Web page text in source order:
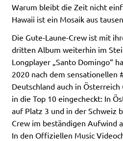
Warum bleibt die Zeit nicht
Hawaii ist ein Mosaik aus
Die Gute-Laune-Crew ist mit
dritten Album weiterhin im
Longplayer „Santo Domingo“
2020 nach dem sensationellen
Deutschland auch in
in die Top 10 eingecheckt: In
auf Platz 3 und in der Schweiz
Crew im beständigen Aufwind
In den Offiziellen Music